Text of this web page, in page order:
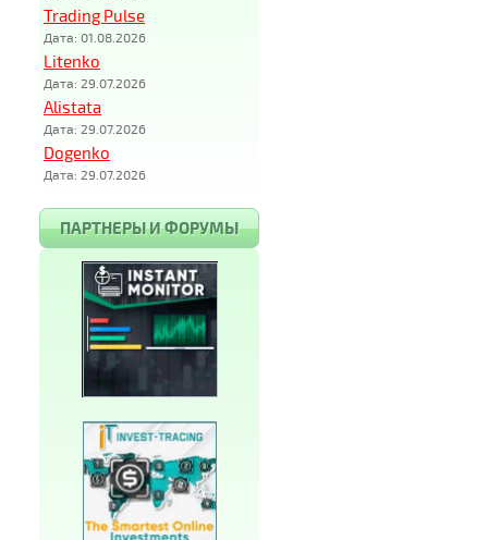
Trading Pulse
Дата: 01.08.2026
Litenko
Дата: 29.07.2026
Alistata
Дата: 29.07.2026
Dogenko
Дата: 29.07.2026
ПАРТНЕРЫ И ФОРУМЫ